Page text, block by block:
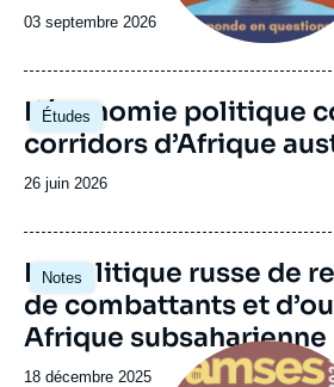
Date
publication
03 septembre 2026
Études
Image
principale
L’économie politique
corridors d’Afrique
Date
publication
26 juin 2026
Notes
Image
principale
La politique russe de
de combattants et
Afrique subsaharienne
Date
18 décembre 2025
Image
principale